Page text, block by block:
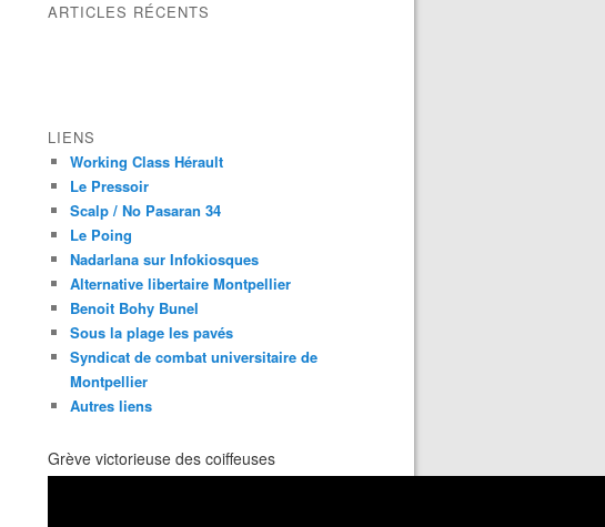
ARTICLES RÉCENTS
LIENS
Working Class Hérault
Le Pressoir
Scalp / No Pasaran 34
Le Poing
Nadarlana sur Infokiosques
Alternative libertaire Montpellier
Benoit Bohy Bunel
Sous la plage les pavés
Syndicat de combat universitaire de
Montpellier
Autres liens
Grève victorieuse des coiffeuses